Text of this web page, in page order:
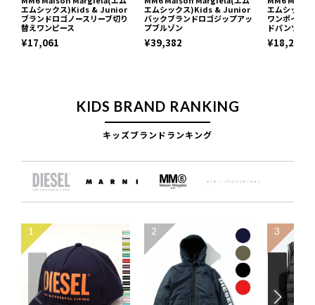
エムシックス)Kids & Junior
ブランドロゴノースリーブ切り
替えワンピース
¥17,061
エムシックス)Kids & Junior
バックブランドロゴジップアッ
プブルゾン
¥39,382
エムシック
ワンポイン
ドパンツ
¥18,216
KIDS BRAND RANKING
キッズブランドランキング
1 2 3